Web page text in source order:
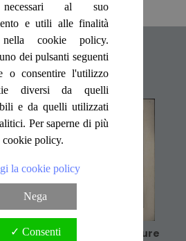
suggeriti
-20% %
La Statue Interieure
al suo
e utili alle finalità
nella cookie policy.
dei pulsanti seguenti
o consentire l'utilizzo
diversi da quelli
e da quelli utilizzati
Per saperne di più
cookie policy.
la cookie policy
Nega
✓ Consenti